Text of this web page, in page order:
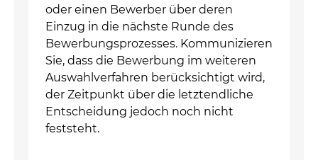
oder einen Bewerber über deren
Einzug in die nächste Runde des
Bewerbungsprozesses. Kommunizieren
Sie, dass die Bewerbung im weiteren
Auswahlverfahren berücksichtigt wird,
der Zeitpunkt über die letztendliche
Entscheidung jedoch noch nicht
feststeht.